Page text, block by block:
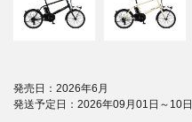
発売日：2026年6月
発送予定日：2026年09月01日～10日